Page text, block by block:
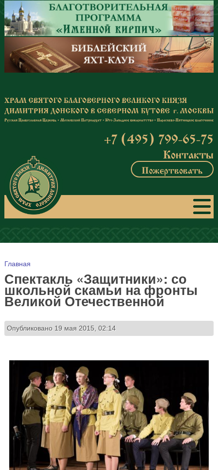
Перейти к основному содержанию
+7 (495) 799-65-75
Контакты
Пожертвовать
Вы здесь
Главная
Спектакль «Защитники»: со
школьной скамьи на фронты
Великой Отечественной
Опубликовано 19 мая 2015, 02:14